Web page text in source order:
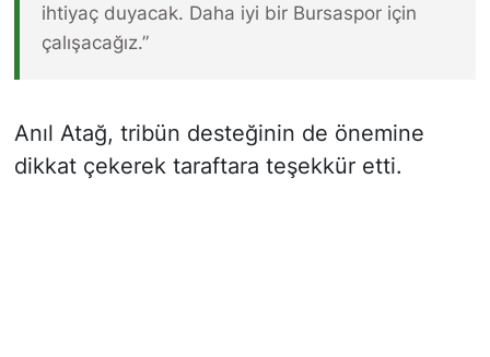
ihtiyaç duyacak. Daha iyi bir Bursaspor için
çalışacağız.”
Anıl Atağ, tribün desteğinin de önemine
dikkat çekerek taraftara teşekkür etti.